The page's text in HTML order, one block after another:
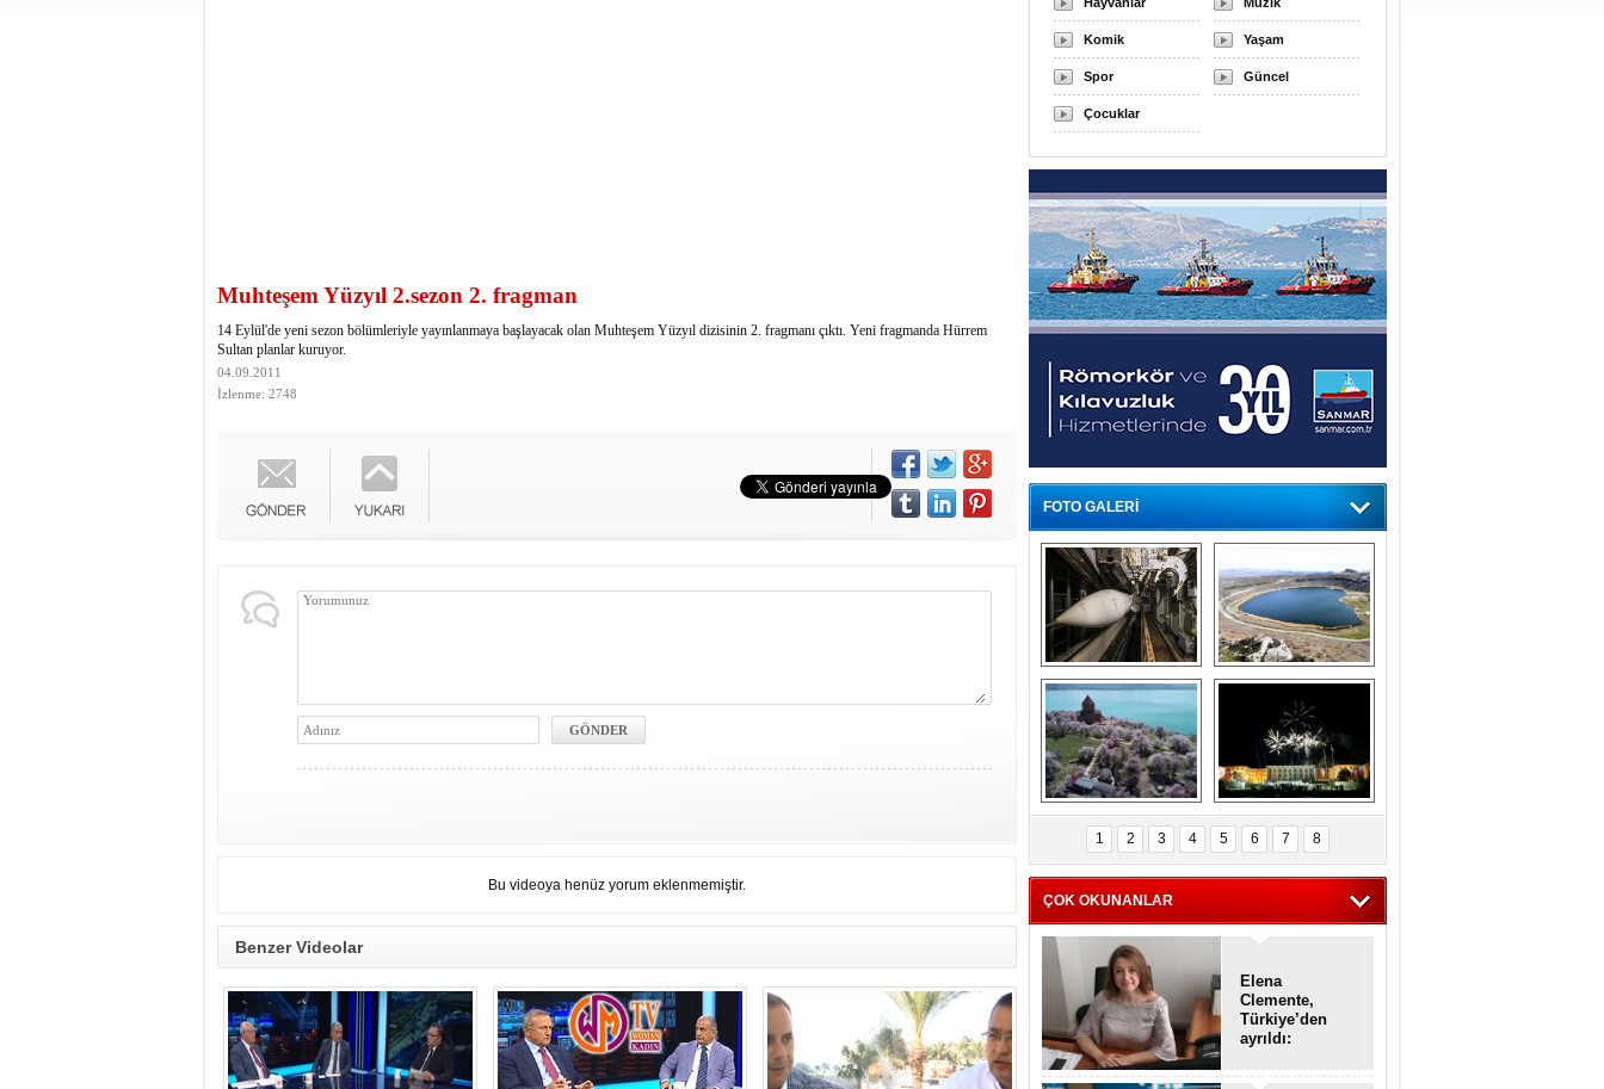
Muhteşem Yüzyıl 2.sezon 2. fragman
14 Eylül'de yeni sezon bölümleriyle yayınlanmaya başlayacak olan Muhteşem Yüzyıl dizisinin 2. fragmanı çıktı. Yeni fragmanda Hürrem
Sultan planlar kuruyor.
04.09.2011
İzlenme: 2748
Bu videoya henüz yorum eklenmemiştir.
Benzer Videolar
Komik Yaşam
Spor Güncel
Çocuklar
FOTO GALERİ
Askeri gemi
mezarlığındaki terk
edilmiş gemilerin
etkileyici
görüntüleri
Kapadokya'nın
ilkbaharda bir başka
güzel
Ziyaretçisiz kalan
Akdamar Adası
badem çiçekleri ile
görsel bir güzellik
Haftanın
fotoğrafları
1 2 3 4 5 6 7 8
ÇOK OKUNANLAR
Elena
Clemente,
Türkiye’den
ayrıldı:
Enkaz!